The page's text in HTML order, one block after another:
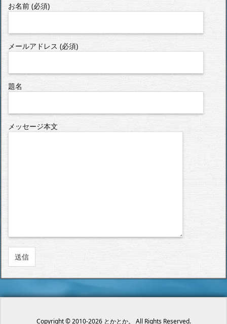
お名前 (必須)
メールアドレス (必須)
題名
メッセージ本文
Copyright ©2010-2026 とかとか。 All Rights Reserved.